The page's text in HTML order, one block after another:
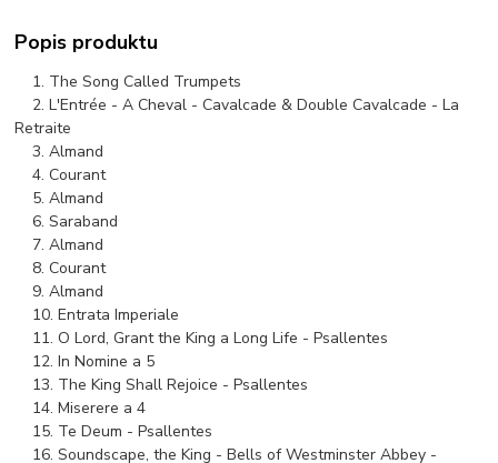
Popis produktu
1. The Song Called Trumpets
2. L'Entrée - A Cheval - Cavalcade & Double Cavalcade - La
Retraite
3. Almand
4. Courant
5. Almand
6. Saraband
7. Almand
8. Courant
9. Almand
10. Entrata Imperiale
11. O Lord, Grant the King a Long Life - Psallentes
12. In Nomine a 5
13. The King Shall Rejoice - Psallentes
14. Miserere a 4
15. Te Deum - Psallentes
16. Soundscape, the King - Bells of Westminster Abbey -